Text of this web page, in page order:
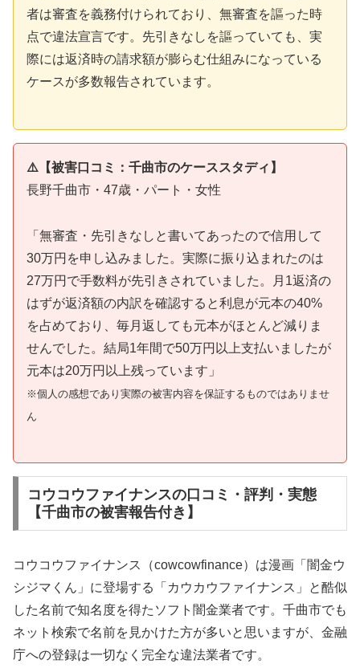
者は審査を義務付けられており、無審査を謳った時
点で違法宣言です。先引きなしを謳っていても、実
際には返済時の請求額が膨らむ仕組みになっている
ケースが多数報告されています。
⚠️【被害口コミ：千曲市のケーススタディ】
長野千曲市・47歳・パート・女性
「無審査・先引きなしと書いてあったので信用して
30万円を申し込みました。実際に振り込まれたのは
27万円で手数料が先引きされていました。月1返済の
はずが返済額の内訳を確認すると利息が元本の40%
を占めており、毎月返しても元本がほとんど減りま
せんでした。結局1年間で50万円以上支払いましたが
元本は20万円以上残っています」
※個人の感想であり実際の被害内容を保証するものではありませ
ん
コウコウファイナンスの口コミ・評判・実態
【千曲市の被害報告付き】
コウコウファイナンス（cowcowfinance）は漫画「闇金ウ
シジマくん」に登場する「カウカウファイナンス」と酷似
した名前で知名度を得たソフト闇金業者です。千曲市でも
ネット検索で名前を見かけた方が多いと思いますが、金融
庁への登録は一切なく完全な違法業者です。